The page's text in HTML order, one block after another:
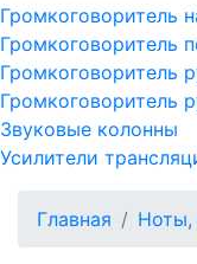
Громкоговоритель
Громкоговоритель
Громкоговоритель
Громкоговоритель
Звуковые колонны
Усилители
Главная Ноты,